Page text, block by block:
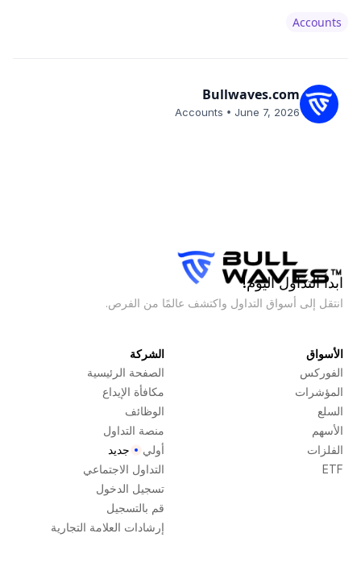
Accounts
Bullwaves.com
June 7, 2026
•
Accounts
ابدأ التداول اليوم!
انتقل إلى أسواق التداول واكتشف عالمًا من الفرص.
الأسواق
الفوركس
المؤشرات
السلع
الأسهم
الفلزات
ETF
الشركة
الصفحة الرئيسية
مكافأة الإيداع
الوظائف
منصة التداول
أولي
جديد
التداول الاجتماعي
تسجيل الدخول
قم بالتسجيل
إرشادات العلامة التجارية